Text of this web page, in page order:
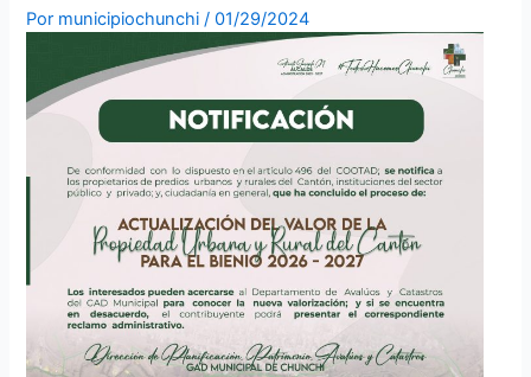
Por municipiochunchi/01/29/2024